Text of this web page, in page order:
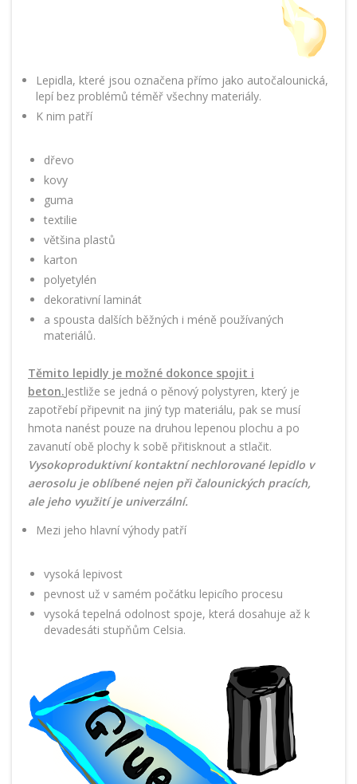
Lepidla, které jsou označena přímo jako autočalounická,
lepí bez problémů téměř všechny materiály.
K nim patří
dřevo
kovy
guma
textilie
většina plastů
karton
polyetylén
dekorativní laminát
a spousta dalších běžných i méně používaných
materiálů.
Těmito lepidly je možné dokonce spojit i
beton.Jestliže se jedná o pěnový polystyren, který je
zapotřebí připevnit na jiný typ materiálu, pak se musí
hmota nanést pouze na druhou lepenou plochu a po
zavanutí obě plochy k sobě přitisknout a stlačit.
Vysokoproduktivní kontaktní nechlorované lepidlo v
aerosolu je oblíbené nejen při čalounických pracích,
ale jeho využití je univerzální.
Mezi jeho hlavní výhody patří
vysoká lepivost
pevnost už v samém počátku lepicího procesu
vysoká tepelná odolnost spoje, která dosahuje až k
devadesáti stupňům Celsia.